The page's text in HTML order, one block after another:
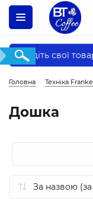
Головна Техніка Franke
Дошка